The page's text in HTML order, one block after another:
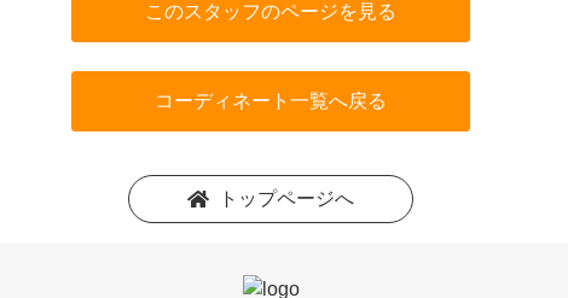
このスタッフのページを見る
コーディネート一覧へ戻る
トップページへ